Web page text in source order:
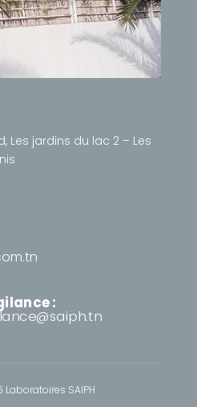
Les jardins du lac 2 – Les
:
SAIPH